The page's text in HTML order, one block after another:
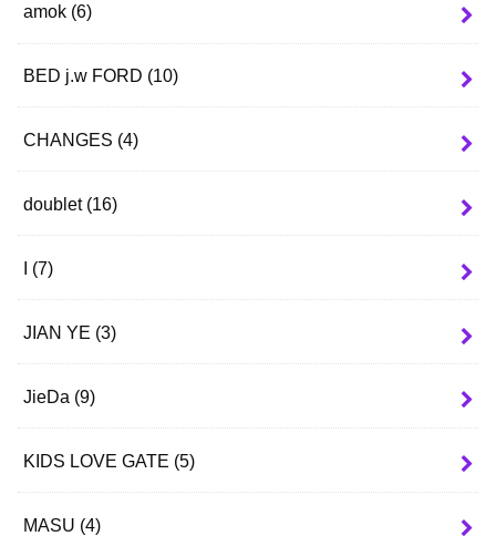
amok (6)
BED j.w FORD (10)
CHANGES (4)
doublet (16)
I (7)
JIAN YE (3)
JieDa (9)
KIDS LOVE GATE (5)
MASU (4)